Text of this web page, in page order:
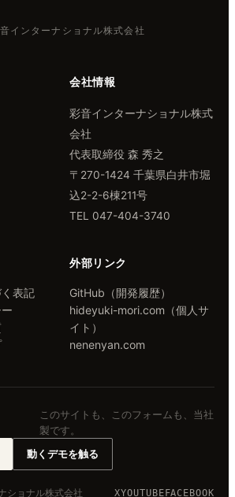
インターナショナル株式会社
会社情報
彩音インターナショナル株式
会社
代表取締役 森 秀之
〒270-1424 千葉県白井市堀
込2-2-6棟211号
TEL 047-404-3740
表記
外部リンク
GitHub（開発履歴）
hideyuki-mori.com（個人サ
イト）
nenenyan.com
このサイトも、このフォームも、当社
製です。
動くデモを触る
ショナル株式会社 XYOUTUBE FACEBOOK